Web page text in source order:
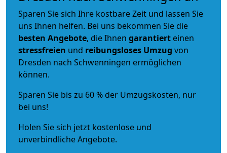
Sparen Sie sich Ihre kostbare Zeit und lassen Sie
uns Ihnen helfen. Bei uns bekommen Sie die
besten Angebote, die Ihnen garantiert einen
stressfreien und reibungsloses Umzug von
Dresden nach Schwenningen ermöglichen
können.
Sparen Sie bis zu 60 % der Umzugskosten, nur
bei uns!
Holen Sie sich jetzt kostenlose und
unverbindliche Angebote.